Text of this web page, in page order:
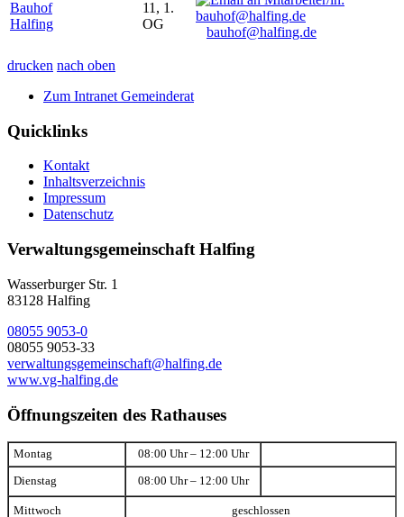
Bauhof
Halfing
11, 1.
OG
bauhof@halfing.de
drucken nach oben
Zum Intranet Gemeinderat
Quicklinks
Kontakt
Inhaltsverzeichnis
Impressum
Datenschutz
Verwaltungsgemeinschaft Halfing
Wasserburger Str. 1
83128 Halfing
08055 9053-0
08055 9053-33
verwaltungsgemeinschaft@halfing.de
www.vg-halfing.de
Öffnungszeiten des Rathauses
Montag 08:00 Uhr – 12:00 Uhr
Dienstag 08:00 Uhr – 12:00 Uhr
Mittwoch geschlossen